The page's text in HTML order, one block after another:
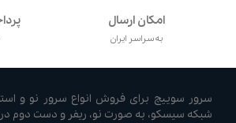
امکان ارسال
به سراسر ایران
سرور سوییچ برای فروش انواع سرور نو و
شبکه سیسکو، به صورت نو، ریفر و دست دوم